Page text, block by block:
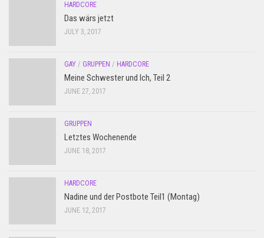
HARDCORE
Das wärs jetzt
JULY 3, 2017
GAY / GRUPPEN / HARDCORE
Meine Schwester und Ich, Teil 2
JUNE 27, 2017
GRUPPEN
Letztes Wochenende
JUNE 18, 2017
HARDCORE
Nadine und der Postbote Teil1 (Montag)
JUNE 12, 2017